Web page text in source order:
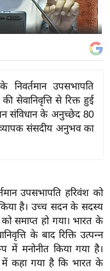
के निवर्तमान उपसभापति
सेवानिवृत्ति से रिक्त हुई
संविधान के अनुच्छेद 80
संसदीय अनुभव का
उपसभापति हरिवंश को
है। उच्च सदन के सदस्य
समाप्त हो गया। भारत के
के बाद रिक्ति उत्पन्न
मनोनीत किया गया है।
कहा गया है कि भारत के